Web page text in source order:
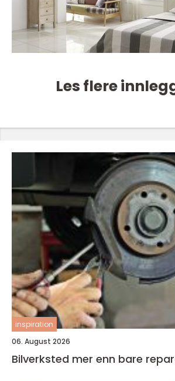
Les flere
inspiration
06. August 2026
Bilverksted mer enn bare